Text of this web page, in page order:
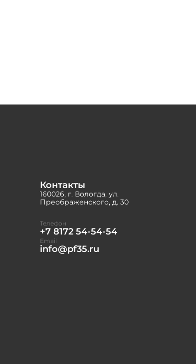
Контакты
160026, г. Вологда, ул.
Преображенского, д. 30
Телефон
+7 8172 54-54-54
Email
info@pf35.ru